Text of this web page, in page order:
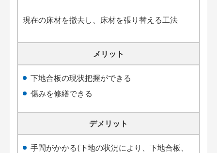
現在の床材を撤去し、床材を張り替える工法
メリット
下地合板の現状把握ができる
傷みを修繕できる
デメリット
手間がかかる(下地の状況により、下地合板、